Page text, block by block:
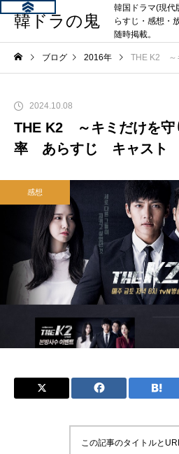
韓ドラの鬼
韓国ドラマ(現代
らすじ・感想・
随時掲載。
ブログ 2016年 THE K2 ～キミだ
2024.10.08
THE K2 ～キミだけを
率 あらすじ キャス
感想
この記事のタイトルと